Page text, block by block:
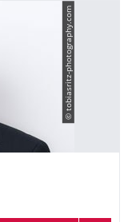
© tobiasritz-photography.com